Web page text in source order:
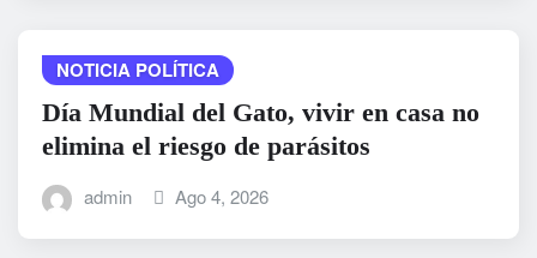
NOTICIA POLÍTICA
Día Mundial del Gato, vivir en casa no
elimina el riesgo de parásitos
admin Ago 4, 2026